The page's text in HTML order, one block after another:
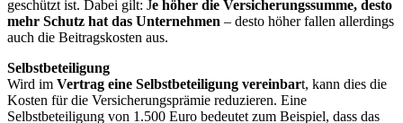
geschützt ist. Dabei gilt: Je höher die Versicherungssumme, desto
mehr Schutz hat das Unternehmen – desto höher fallen allerdings
auch die Beitragskosten aus.
Selbstbeteiligung
Wird im Vertrag eine Selbstbeteiligung vereinbart, kann dies die
Kosten für die Versicherungsprämie reduzieren. Eine
Selbstbeteiligung von 1.500 Euro bedeutet zum Beispiel, dass das